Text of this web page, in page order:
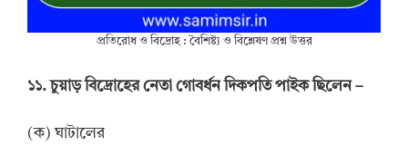
প্রতিরোধ ও বিদ্রোহ : বৈশিষ্ট্য ও বিশ্লেষণ প্রশ্ন উত্তর
১১. চুয়াড় বিদ্রোহের নেতা গোবর্ধন দিকপতি পাইক ছিলেন –
(ক) ঘাটালের